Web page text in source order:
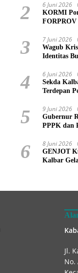
2 6 Juni 2026
KORMI
3 7 Juni 2026
Wagub
Identitas
4 6 Juni 2026
Sekda
Terdepan
5 9 Juni 2026
Gubernur
PPPK dan
6 8 Juni 2026
GENJOT
Kalbar
Jl.
No.